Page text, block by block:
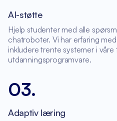
AI-støtte
Hjelp studenter med alle
chatroboter. Vi har erfaring
inkludere trente systemer i
utdanningsprogramvare.
03.
Adaptiv læring